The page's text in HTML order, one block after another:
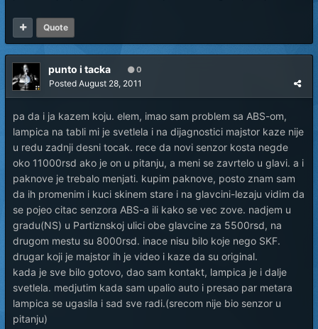
Quote
punto i tacka 0
Posted August 28, 2011
pa da i ja kazem koju. elem, imao sam problem sa ABS-om,
lampica na tabli mi je svetlela i na dijagnostici majstor kaze nije
u redu zadnji desni tocak. rece da novi senzor kosta negde
oko 11000rsd ako je on u pitanju, a meni se zavrtelo u glavi. a i
paknove je trebalo menjati. kupim paknove, posto znam sam
da ih promenim i kuci skinem stare i na glavcini-lezaju vidim da
se pojeo citac senzora ABS-a ili kako se vec zove. nadjem u
gradu(NS) u Partiznskoj ulici obe glavcine za 5500rsd, na
drugom mestu su 8000rsd. inace nisu bilo koje nego SKF.
drugar koji je majstor ih je video i kaze da su original.
kada je sve bilo gotovo, dao sam kontakt, lampica je i dalje
svetlela. medjutim kada sam upalio auto i presao par metara
lampica se ugasila i sad sve radi.(srecom nije bio senzor u
pitanju)